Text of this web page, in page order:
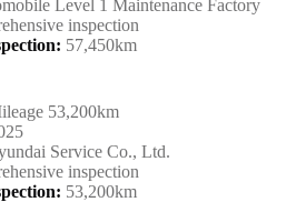
Level 1 Maintenance Factory
inspection
: 57,450km
53,200km
Service Co., Ltd.
inspection
: 53,200km